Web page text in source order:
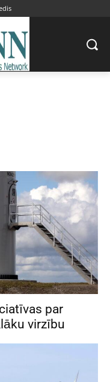
par
virzību